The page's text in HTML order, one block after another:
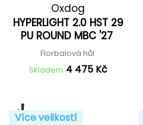
Oxdog
HYPERLIGHT 2.0 HST 29
PU ROUND MBC '27
Florbalová hůl
Skladem 4 475 Kč
Více velikostí